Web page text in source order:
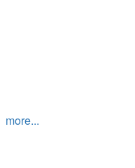
more...